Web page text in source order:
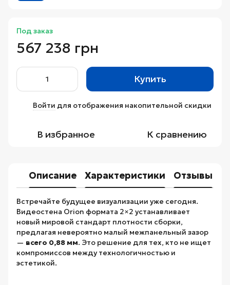
Под заказ
567 238 грн
Купить
Войти для отображения накопительной скидки
В избранное К сравнению
Описание Характеристики Отзывы
Встречайте будущее визуализации уже сегодня.
Видеостена Orion формата 2×2 устанавливает
новый мировой стандарт плотности сборки,
предлагая невероятно малый межпанельный зазор
— всего 0,88 мм. Это решение для тех, кто не ищет
компромиссов между технологичностью и
эстетикой.